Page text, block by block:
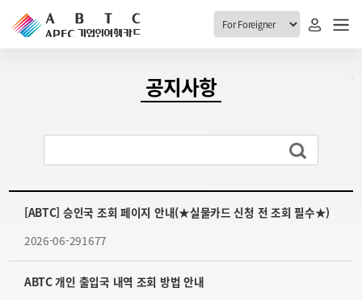
ABTC 전체메뉴
재발급 안내
고객센터
공지사항
[ABTC] 승인국 조회 페이지 안내(★실물카드 신청 전 조회 필수★)
2026-06-291677
ABTC 개인 출입국 내역 조회 방법 안내